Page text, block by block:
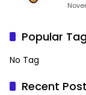
Popular
No Tag
Recent